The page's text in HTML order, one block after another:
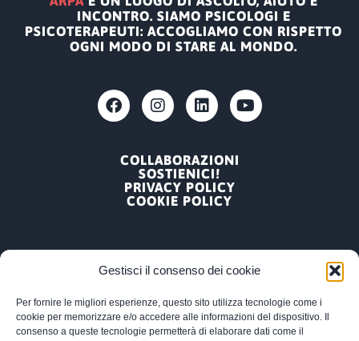
Gestisci il consenso dei cookie
Per fornire le migliori esperienze, questo sito utilizza tecnologie come i
cookie per memorizzare e/o accedere alle informazioni del dispositivo. Il
consenso a queste tecnologie permetterà di elaborare dati come il
INCONTRO. SIAMO PSICOLOGI E
PSICOTERAPEUTI: ACCOGLIAMO CON RISPETTO
OGNI MODO DI STARE AL MONDO.
COLLABORAZIONI
SOSTIENICI!
PRIVACY POLICY
COOKIE POLICY
ARPA, ASSOCIAZIONE RICERCA PSICOLOGICA
APPLICATA